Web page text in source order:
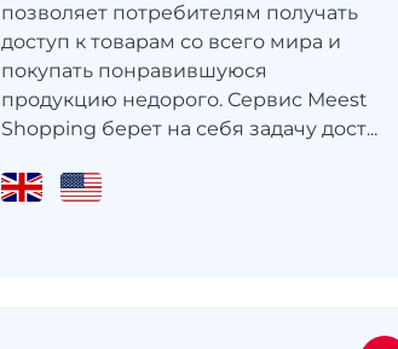
позволяет потребителям получать
доступ к товарам со всего мира и
покупать понравившуюся
продукцию недорого. Сервис Meest
Shopping берет на себя задачу дост...